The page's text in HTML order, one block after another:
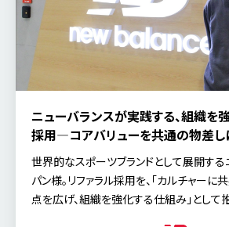
ニューバランスが実践する、組織を
採用―コアバリューを共通の物差し
カルチャーを創る
世界的なスポーツブランドとして展開する
パン様。リファラル採用を、「カルチャー
点を広げ、組織を強化する仕組み」として